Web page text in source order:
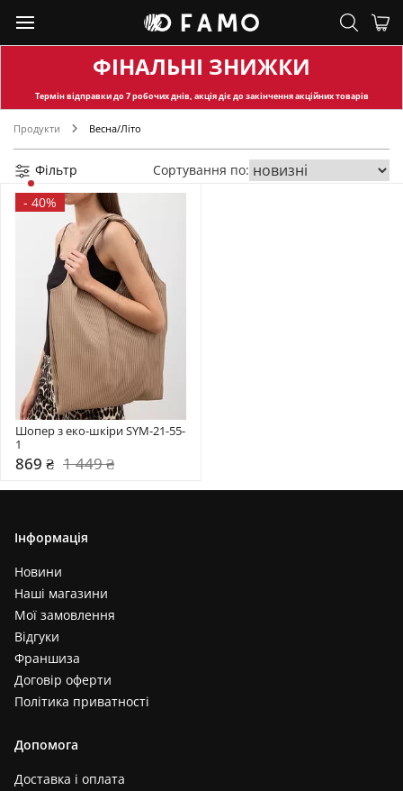
ФІНАЛЬНІ ЗНИЖКИ
Термін відправкидо 7 робочих днів, акція діє до закінчення акційних товарів
Продукти Весна/Літо
Фільтр
Сортування по:
- 40%
Шопер з еко-шкіри SYM-21-55-
1
869 ₴ 1 449 ₴
Інформація
Новини
Наші магазини
Мої замовлення
Відгуки
Франшиза
Договір оферти
Політика приватності
Допомога
Доставка і оплата